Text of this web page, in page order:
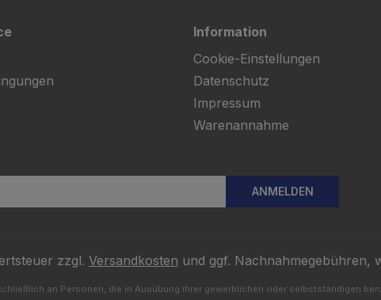
Information
Cookie-Einstellungen
Datenschutz
Impressum
Warenannahme
ANMELDEN
zzgl. Versandkosten und ggf. Nachnahmegebühren,
an Personen, die in Ausübung ihrer gewerblichen oder selbstständigen